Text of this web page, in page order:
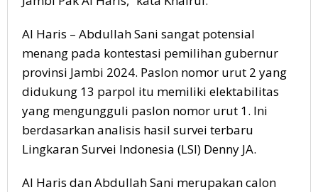
Al Haris – Abdullah Sani sangat potensial
menang pada kontestasi pemilihan gubernur
provinsi Jambi 2024. Paslon nomor urut 2 yang
didukung 13 parpol itu memiliki elektabilitas
yang mengungguli paslon nomor urut 1. Ini
berdasarkan analisis hasil survei terbaru
Lingkaran Survei Indonesia (LSI) Denny JA.
Al Haris dan Abdullah Sani merupakan calon